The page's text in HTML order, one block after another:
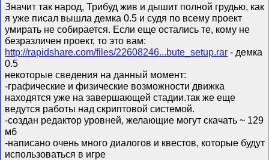
Значит так народ, Трибуд жив и дышит полной грудью, как
я уже писал вышла демка 0.5 и судя по всему проект
умирать не собирается. Если еще остались те, кому не
безразличен проект, то это вам:
http://rapidshare.com/files/22608246...bute_setup.rar - демка
0.5
некоторые сведения на данный момент:
-графические и физические возможности движка
находятся уже на завершающей стадии.так же еще
ведутся работы над скриптовой системой.
-создан редактор уровней, желающие могут скачать ~ 129
мб
-написано очень много диалогов и квестов, которые будут
использоваться в игре